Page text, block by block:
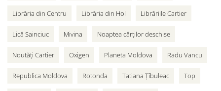
Librăria din Centru Librăria din Hol Librăriile Cartier
Lică Sainciuc Mivina Noaptea cărților deschise
Noutăți Cartier Oxigen Planeta Moldova Radu Vancu
Republica Moldova Rotonda Tatiana Țîbuleac Top